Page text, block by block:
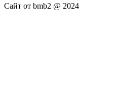
Сайт от bmb2 @ 2024